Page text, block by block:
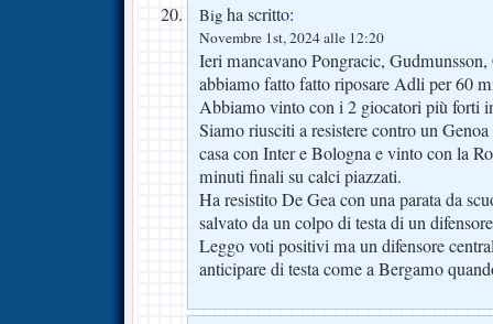
Big ha scritto:
Novembre 1st, 2024 alle 12:20
Ieri mancavano Pongracic,
abbiamo fatto fatto riposare Adli per 60
Abbiamo vinto con i 2 giocatori più forti
Siamo riusciti a resistere contro un
casa con Inter e Bologna e vinto con la
minuti finali su calci piazzati.
Ha resistito De Gea con una parata da
salvato da un colpo di testa di un
Leggo voti positivi ma un difensore
anticipare di testa come a Bergamo